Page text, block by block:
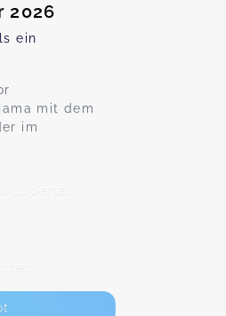
2026
ein
mit dem
im